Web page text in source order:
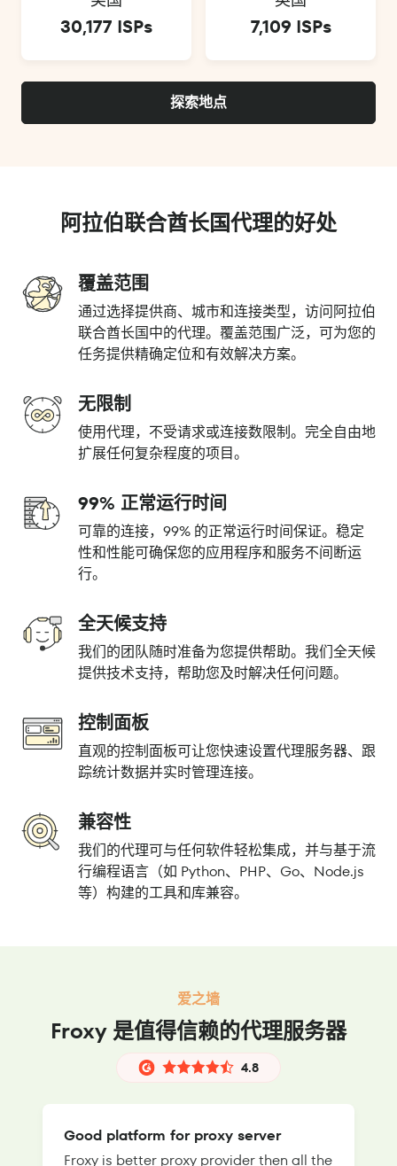
30,177 ISPs 7,109 ISPs
探索地点
阿拉伯联合酋长国代理的好处
覆盖范围
通过选择提供商、城市和连接类型，访问阿拉伯
联合酋长国中的代理。覆盖范围广泛，可为您的
任务提供精确定位和有效解决方案。
无限制
使用代理，不受请求或连接数限制。完全自由地
扩展任何复杂程度的项目。
99% 正常运行时间
可靠的连接，99% 的正常运行时间保证。稳定
性和性能可确保您的应用程序和服务不间断运
行。
全天候支持
我们的团队随时准备为您提供帮助。我们全天候
提供技术支持，帮助您及时解决任何问题。
控制面板
直观的控制面板可让您快速设置代理服务器、跟
踪统计数据并实时管理连接。
兼容性
我们的代理可与任何软件轻松集成，并与基于流
行编程语言（如 Python、PHP、Go、Node.js
等）构建的工具和库兼容。
爱之墙
Froxy 是值得信赖的代理服务器
4.8
Good platform for proxy server
Froxy is better proxy provider then all the